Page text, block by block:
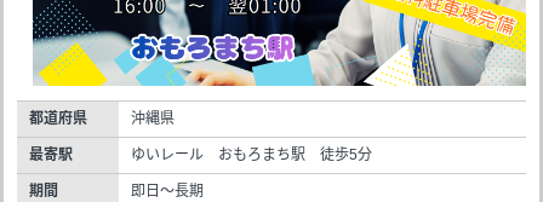
都道府県 沖縄県
最寄駅 ゆいレール おもろまち駅 徒歩5分
期間 即日～長期